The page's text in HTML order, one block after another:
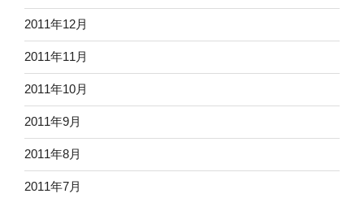
2011年12月
2011年11月
2011年10月
2011年9月
2011年8月
2011年7月